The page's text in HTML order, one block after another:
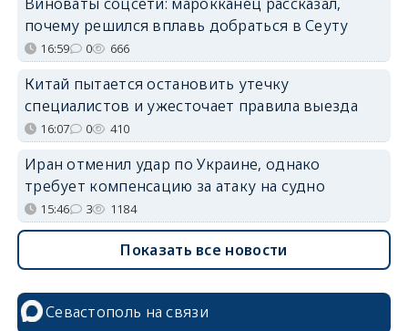
почему решился вплавь добраться в Сеуту
16:59 0 666
Китай пытается остановить утечку
специалистов и ужесточает правила выезда
16:07 0 410
Иран отменил удар по Украине, однако
требует компенсацию за атаку на судно
15:46 3 1184
Показать все новости
Севастополь на связи